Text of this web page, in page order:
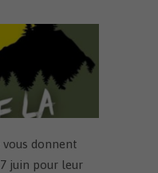
donnent
juin pour leur